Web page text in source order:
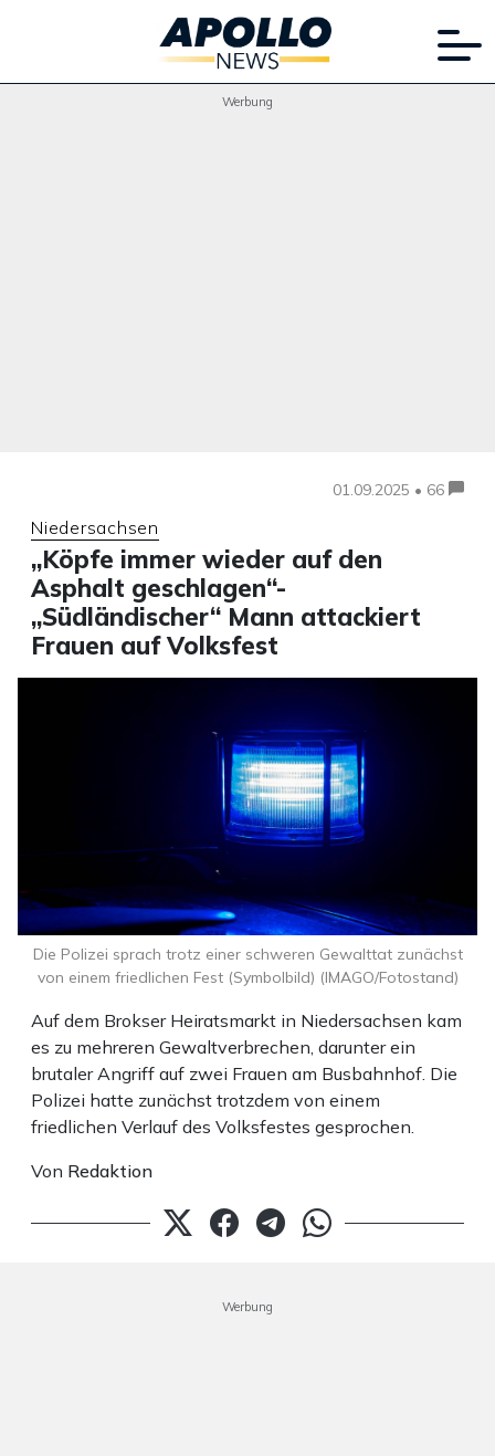
Werbung
01.09.2025 • 66
Niedersachsen
„Köpfe immer wieder auf den
Asphalt geschlagen“-
„Südländischer“ Mann attackiert
Frauen auf Volksfest
Auf dem Brokser Heiratsmarkt in Niedersachsen kam
es zu mehreren Gewaltverbrechen, darunter ein
brutaler Angriff auf zwei Frauen am Busbahnhof. Die
Polizei hatte zunächst trotzdem von einem
friedlichen Verlauf des Volksfestes gesprochen.
Von Redaktion
Die Polizei sprach trotz einer schweren Gewalttat zunächst
von einem friedlichen Fest (Symbolbild) (IMAGO/Fotostand)
Werbung